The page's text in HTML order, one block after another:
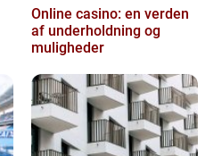
Online casino: en verden
af underholdning og
muligheder